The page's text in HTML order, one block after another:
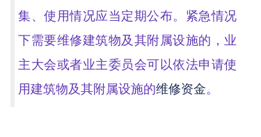
集、使用情况应当定期公布。紧急情况
下需要维修建筑物及其附属设施的，业
主大会或者业主委员会可以依法申请使
用建筑物及其附属设施的维修资金。